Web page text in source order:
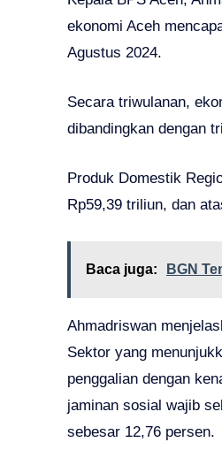
ekonomi Aceh
Agustus 2024.
Secara triwulanan,
dibandingkan dengan
Produk Domestik
Rp59,39 triliun, dan
Baca juga: BGN
Ahmadriswan
Sektor yang
penggalian dengan
jaminan sosial wajib
sebesar 12,76 persen.